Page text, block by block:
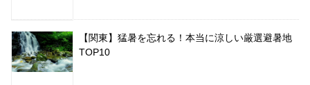
【関東】猛暑を忘れる！本当に涼しい厳選避暑地
TOP10